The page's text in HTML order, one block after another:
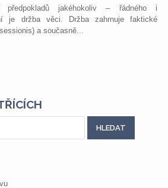
jakéhokoliv – řádného i
je držba věci. Držba zahrnuje faktické
a současně...